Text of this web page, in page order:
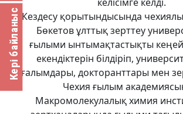
Кері байланысКездесу қорытындысында
Бөкетов ұлттық зерттеу
ғылыми ынтымақтастықты
екендіктерін білдіріп,
ғалымдары, докторанттары мен
Чехия ғылым
Макромолекулалық химия